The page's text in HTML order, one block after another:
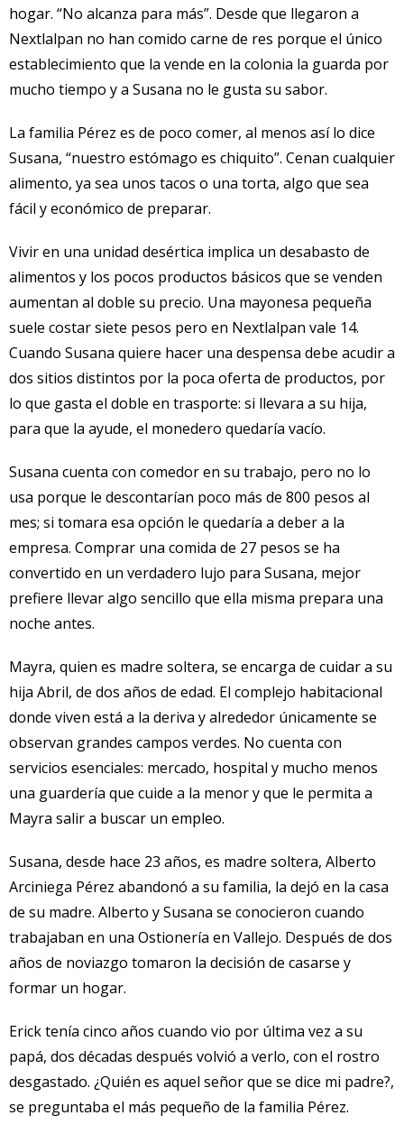
hogar. “No alcanza para más”. Desde que llegaron a
Nextlalpan no han comido carne de res porque el único
establecimiento que la vende en la colonia la guarda por
mucho tiempo y a Susana no le gusta su sabor.
La familia Pérez es de poco comer, al menos así lo dice
Susana, “nuestro estómago es chiquito”. Cenan cualquier
alimento, ya sea unos tacos o una torta, algo que sea
fácil y económico de preparar.
Vivir en una unidad desértica implica un desabasto de
alimentos y los pocos productos básicos que se venden
aumentan al doble su precio. Una mayonesa pequeña
suele costar siete pesos pero en Nextlalpan vale 14.
Cuando Susana quiere hacer una despensa debe acudir a
dos sitios distintos por la poca oferta de productos, por
lo que gasta el doble en trasporte: si llevara a su hija,
para que la ayude, el monedero quedaría vacío.
Susana cuenta con comedor en su trabajo, pero no lo
usa porque le descontarían poco más de 800 pesos al
mes; si tomara esa opción le quedaría a deber a la
empresa. Comprar una comida de 27 pesos se ha
convertido en un verdadero lujo para Susana, mejor
prefiere llevar algo sencillo que ella misma prepara una
noche antes.
Mayra, quien es madre soltera, se encarga de cuidar a su
hija Abril, de dos años de edad. El complejo habitacional
donde viven está a la deriva y alrededor únicamente se
observan grandes campos verdes. No cuenta con
servicios esenciales: mercado, hospital y mucho menos
una guardería que cuide a la menor y que le permita a
Mayra salir a buscar un empleo.
Susana, desde hace 23 años, es madre soltera, Alberto
Arciniega Pérez abandonó a su familia, la dejó en la casa
de su madre. Alberto y Susana se conocieron cuando
trabajaban en una Ostionería en Vallejo. Después de dos
años de noviazgo tomaron la decisión de casarse y
formar un hogar.
Erick tenía cinco años cuando vio por última vez a su
papá, dos décadas después volvió a verlo, con el rostro
desgastado. ¿Quién es aquel señor que se dice mi padre?,
se preguntaba el más pequeño de la familia Pérez.